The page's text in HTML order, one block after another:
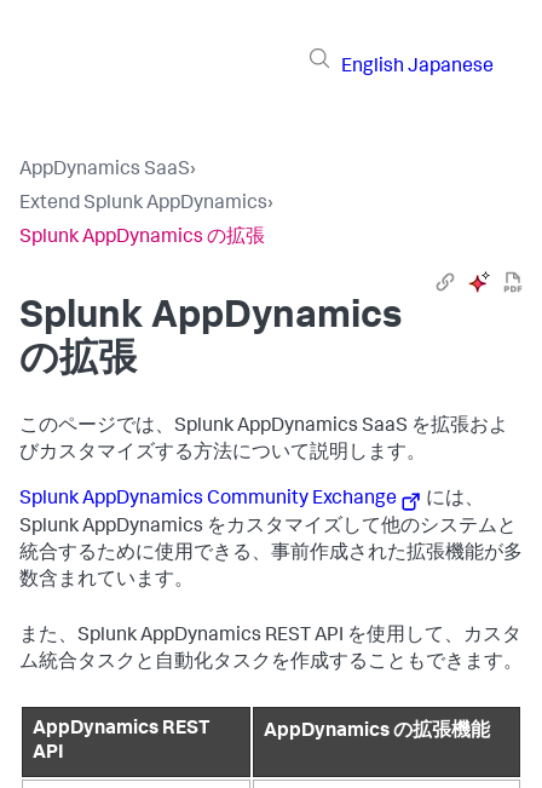
English Japanese
AppDynamics SaaS›
Extend Splunk AppDynamics›
Splunk AppDynamics の拡張
Splunk AppDynamics
の拡張
このページでは、 Splunk AppDynamics SaaS を拡張およ
びカスタマイズする方法について説明します。
Splunk AppDynamics Community Exchange
には、
Splunk AppDynamics をカスタマイズして他のシステムと
統合するために使用できる、事前作成された拡張機能が多
数含まれています。
また、 Splunk AppDynamics REST API を使用して、カスタ
ム統合タスクと自動化タスクを作成することもできます。
AppDynamics REST
API
AppDynamics の拡張機能